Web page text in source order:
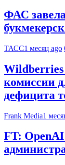
ФАС
ТАСС1 месяц ago
комиссии
дефицита
Frank Media1
FT: